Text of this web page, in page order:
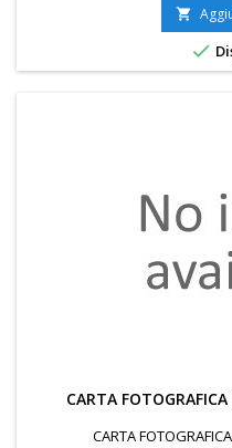


CARTA
CARTA